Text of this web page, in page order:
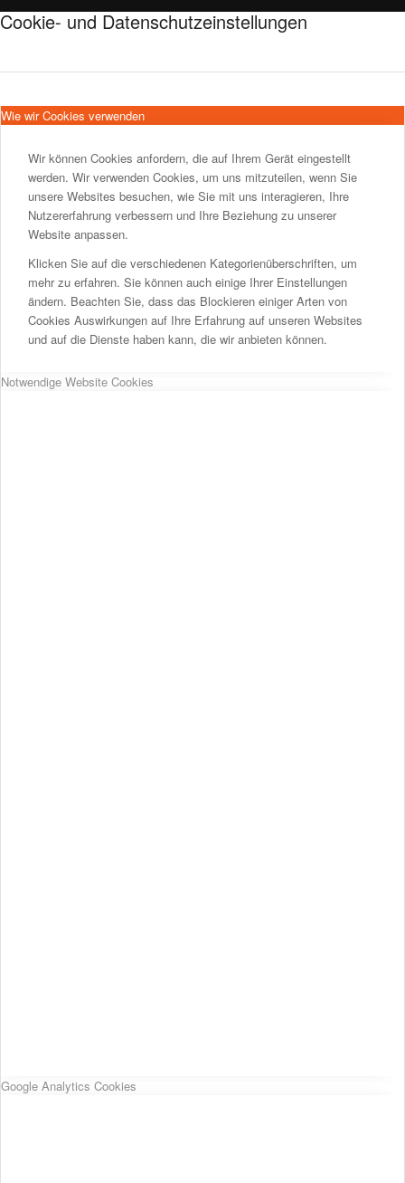
Cookie- und Datenschutzeinstellungen
Wie wir Cookies verwenden
Wir können Cookies anfordern, die auf Ihrem Gerät eingestellt
werden. Wir verwenden Cookies, um uns mitzuteilen, wenn Sie
unsere Websites besuchen, wie Sie mit uns interagieren, Ihre
Nutzererfahrung verbessern und Ihre Beziehung zu unserer
Website anpassen.
Klicken Sie auf die verschiedenen Kategorienüberschriften, um
mehr zu erfahren. Sie können auch einige Ihrer Einstellungen
ändern. Beachten Sie, dass das Blockieren einiger Arten von
Cookies Auswirkungen auf Ihre Erfahrung auf unseren Websites
und auf die Dienste haben kann, die wir anbieten können.
Notwendige Website Cookies
Google Analytics Cookies